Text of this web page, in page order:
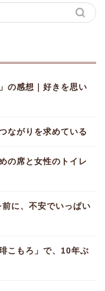
の感想｜好きを思い
ながりを求めている
の席と女性のトイレ
に、不安でいっぱい
こもろ」で、10年ぶ